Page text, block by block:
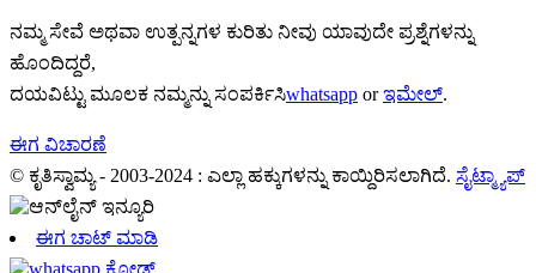
ನಮ್ಮ ಸೇವೆ ಅಥವಾ ಉತ್ಪನ್ನಗಳ ಕುರಿತು ನೀವು ಯಾವುದೇ ಪ್ರಶ್ನೆಗಳನ್ನು
ಹೊಂದಿದ್ದರೆ,
ದಯವಿಟ್ಟು ಮೂಲಕ ನಮ್ಮನ್ನು ಸಂಪರ್ಕಿಸಿwhatsapp orಇಮೇಲ್.
ಈಗ ವಿಚಾರಣೆ
© ಕೃತಿಸ್ವಾಮ್ಯ - 2003-2024 : ಎಲ್ಲಾ ಹಕ್ಕುಗಳನ್ನು ಕಾಯ್ದಿರಿಸಲಾಗಿದೆ. ಸೈಟ್ಮ್ಯಾಪ್
ಈಗ ಚಾಟ್ ಮಾಡಿ